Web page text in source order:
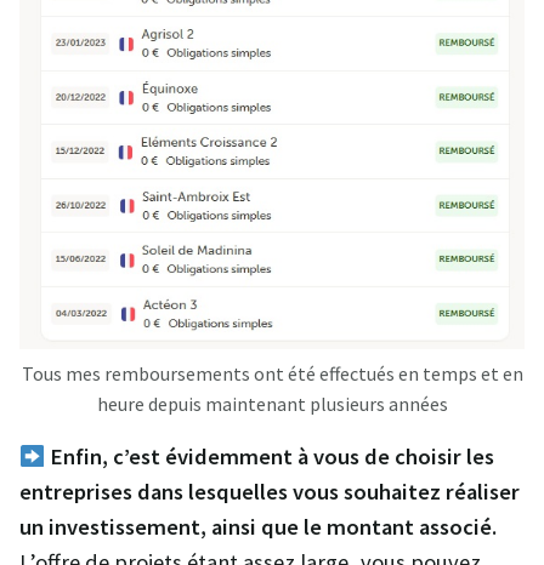
Tous mes remboursements ont été effectués en temps et en
heure depuis maintenant plusieurs années
Enfin, c’est évidemment à vous de choisir les
entreprises dans lesquelles vous souhaitez réaliser
un investissement, ainsi que le montant associé.